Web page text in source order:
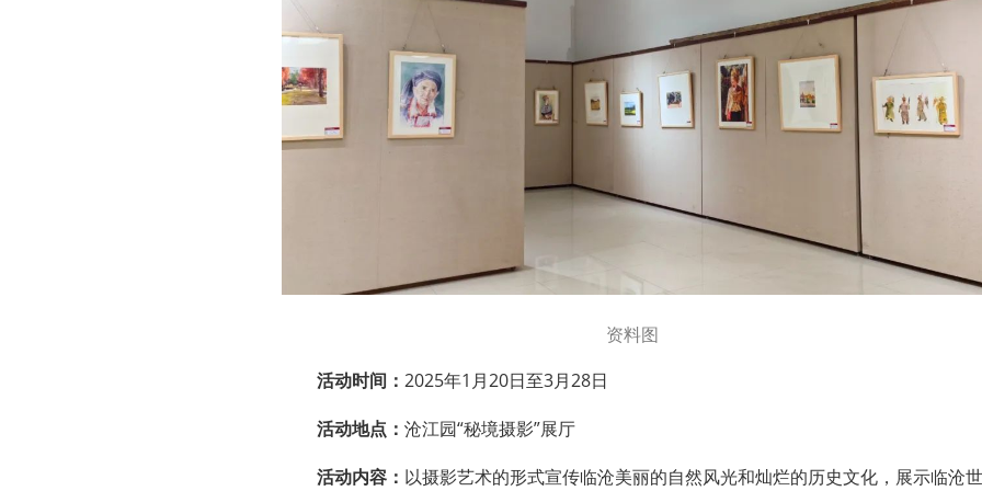
资料图
活动时间： 2025年1月20日至3月28日
活动地点： 沧江园“秘境摄影”展厅
活动内容： 以摄影艺术的形式宣传临沧美丽的自然风光和灿烂的历史文化，展示临沧世